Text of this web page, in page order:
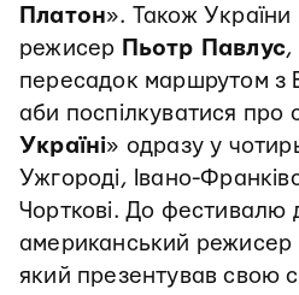
Платон». Також України
режисер Пьотр Павлус,
пересадок маршрутом з
аби поспілкуватися про
Україні» одразу у
Ужгороді, Івано-
Чорткові. До фестивалю
американський режисер
який презентував свою